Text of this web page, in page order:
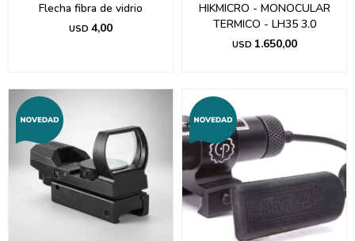
Flecha fibra de vidrio
USD 4,00
HIKMICRO - MONOCULAR
TERMICO - LH35 3.0
USD 1.650,00